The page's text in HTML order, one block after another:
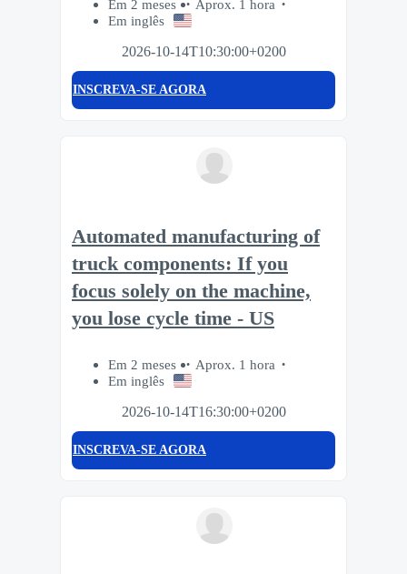
Em 2 meses
Aprox. 1 hora
Em inglês
2026-10-14T10:30:00+0200
INSCREVA-SE AGORA
Automated manufacturing of
truck components: If you
focus solely on the machine,
you lose cycle time - US
Em 2 meses
Aprox. 1 hora
Em inglês
2026-10-14T16:30:00+0200
INSCREVA-SE AGORA